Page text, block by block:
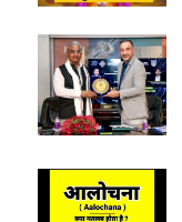
r
o
k